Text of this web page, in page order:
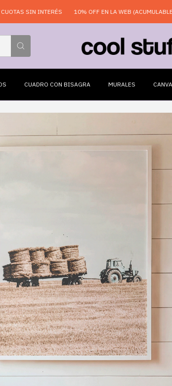
INTERÉS 10% OFF EN LA WEB (ACUMULABLE)
CUADRO CON BISAGRA MURALES